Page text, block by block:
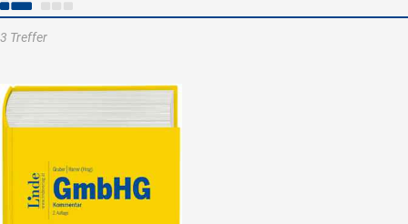
3 Treffer